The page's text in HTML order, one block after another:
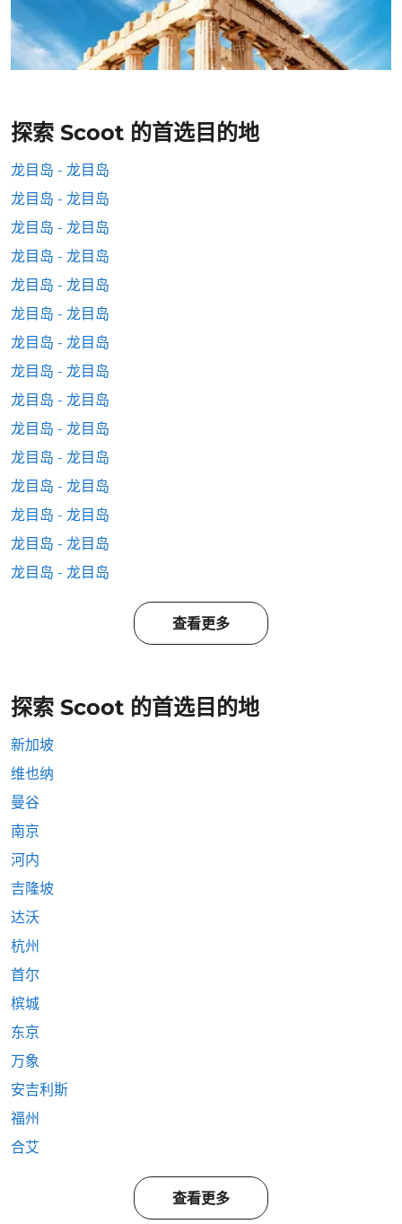
探索 Scoot 的首选目的地
龙目岛 - 龙目岛
龙目岛 - 龙目岛
龙目岛 - 龙目岛
龙目岛 - 龙目岛
龙目岛 - 龙目岛
龙目岛 - 龙目岛
龙目岛 - 龙目岛
龙目岛 - 龙目岛
龙目岛 - 龙目岛
龙目岛 - 龙目岛
龙目岛 - 龙目岛
龙目岛 - 龙目岛
龙目岛 - 龙目岛
龙目岛 - 龙目岛
龙目岛 - 龙目岛
查看更多
探索 Scoot 的首选目的地
新加坡
维也纳
曼谷
南京
河内
吉隆坡
达沃
杭州
首尔
槟城
东京
万象
安吉利斯
福州
合艾
查看更多